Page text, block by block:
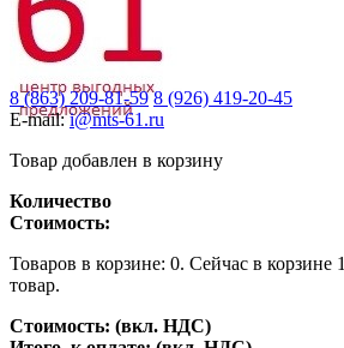
8 (863) 209-81-59 8 (926) 419-20-45
E-mail:i@mts-61.ru
Товар добавлен в корзину
Количество
Стоимость:
Товаров в корзине: 0. Сейчас в корзине 1
товар.
Стоимость: (вкл. НДС)